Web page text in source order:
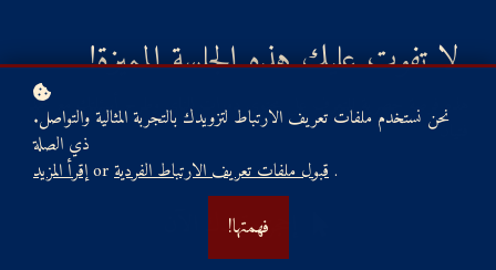
!لا تفوت عليك هذه الجلسة المميزة
هذه فرصة حصرية للتعرف على محتوى دورات الناي وطرح أسئلتك مع محمد
فتيان
إحجز مقعدك الآن
.نحن نستخدم ملفات تعريف الارتباط لتزويدك بالتجربة المثالية والتواصل
ذي الصلة
إقرأ المزيدorقبول ملفات تعريف الارتباط الفردية.
!فهمتها